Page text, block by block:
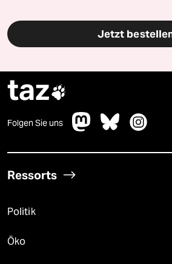
Jetzt
taz
Folgen Sie uns
Ressorts
Politik
Öko